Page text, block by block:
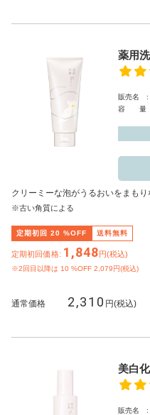
薬用
販売名 :
容 量 :
クリーミーな泡がうるおいをまも
※古い角質による
定期初回 20 %OFF 送料無料
定期初回価格: 1,848円(税込)
※2回目以降は 10 %OFF 2,079円(税込)
通常価格 2,310 円(税込)
美白
販売名 :